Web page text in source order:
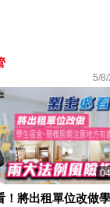
5/
！將出租單位改做